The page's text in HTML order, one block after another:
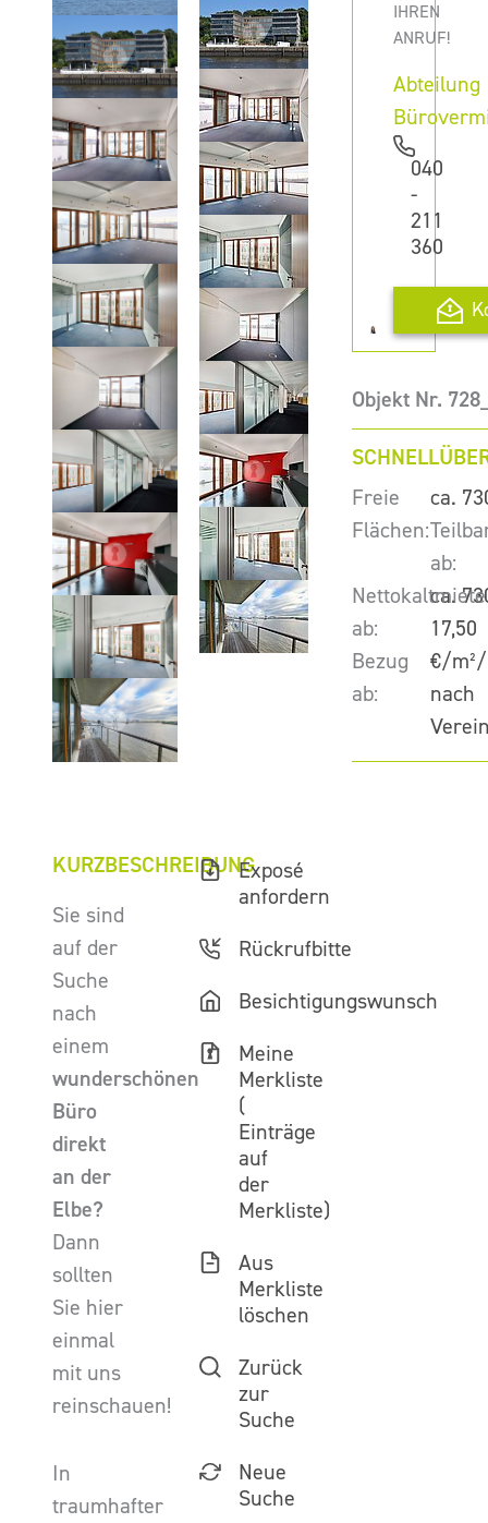
IHREN
ANRUF!
Abteilung
040
-
211
360
Objekt Nr.
Freie
Flächen:
ca.
ab:
ca.
Nettokaltmiete
ab:
17,50
€/
Bezug
ab:
nach
KURZBESCHREIBUNG
Sie sind
auf der
Suche
nach
einem
wunderschönen
Büro
direkt
an der
Elbe?
Dann
sollten
Sie hier
einmal
mit uns
reinschauen!
In
traumhafter
Exposé
anfordern
Rückrufbitte
Besichtigungswunsch
Meine
Merkliste
(
Einträge
auf
der
Merkliste)
Aus
Merkliste
löschen
Zurück
zur
Suche
Neue
Suche